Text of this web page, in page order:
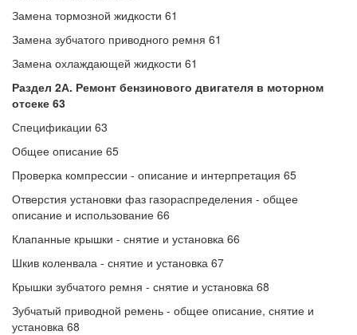
Замена тормозной жидкости 61
Замена зубчатого приводного ремня 61
Замена охлаждающей жидкости 61
Раздел 2А. Ремонт бензинового двигателя в моторном
отсеке 63
Спецификации 63
Общее описание 65
Проверка компрессии - описание и интерпретация 65
Отверстия установки фаз газораспределения - общее
описание и использование 66
Клапанные крышки - снятие и установка 66
Шкив коленвала - снятие и установка 67
Крышки зубчатого ремня - снятие и установка 68
Зубчатый приводной ремень - общее описание, снятие и
установка 68